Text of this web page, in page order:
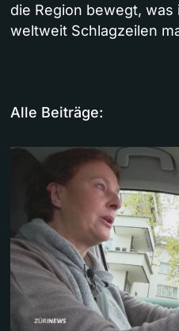
die Region bewegt,
weltweit Schlagzeilen
Alle Beiträge: